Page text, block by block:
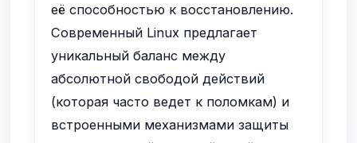
её способностью к восстановлению.
Современный Linux предлагает
уникальный баланс между
абсолютной свободой действий
(которая часто ведет к поломкам) и
встроенными механизмами защиты